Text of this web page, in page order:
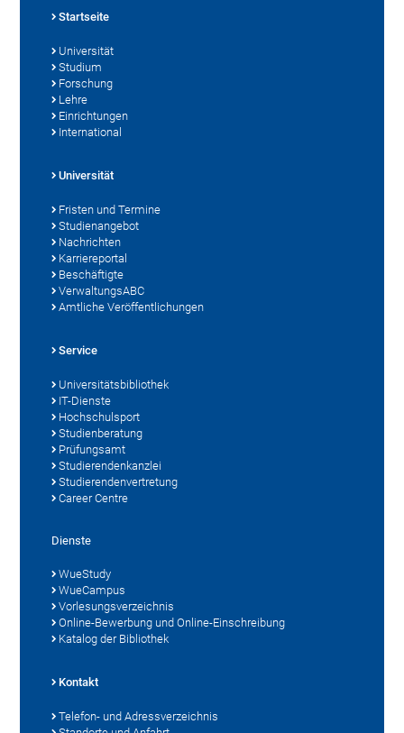
Startseite
Universität
Studium
Forschung
Lehre
Einrichtungen
International
Universität
Fristen und Termine
Studienangebot
Nachrichten
Karriereportal
Beschäftigte
VerwaltungsABC
Amtliche Veröffentlichungen
Service
Universitätsbibliothek
IT-Dienste
Hochschulsport
Studienberatung
Prüfungsamt
Studierendenkanzlei
Studierendenvertretung
Career Centre
Dienste
WueStudy
WueCampus
Vorlesungsverzeichnis
Online-Bewerbung und Online-Einschreibung
Katalog der Bibliothek
Kontakt
Telefon- und Adressverzeichnis